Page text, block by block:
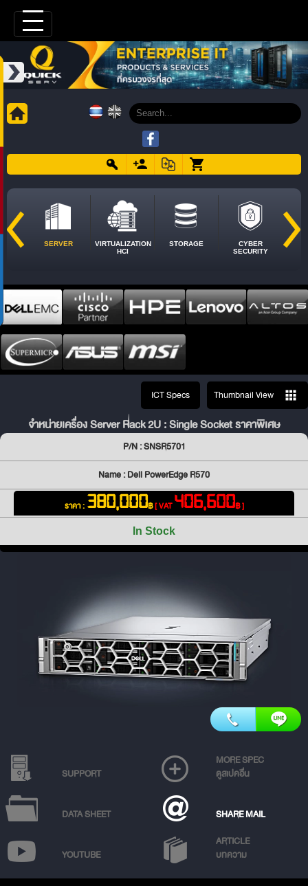
SERVER
VIRTUALIZATION
HCI
STORAGE
CYBER
SECURITY
ICT Specs Thumbnail View
จำหน่ายเครื่อง Server Rack 2U : Single Socket ราคาพิเศษ
P/N : SNSR5701
Name : Dell PowerEdge R570
ราคา : 380,000฿[ VAT406,600฿ ]
In Stock
SUPPORT
MORE SPEC
ดูสเปคอื่น
DATA SHEET SHARE MAIL
YOUTUBE
ARTICLE
บทความ